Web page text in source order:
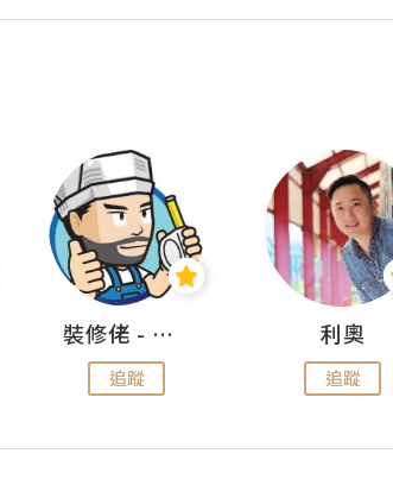
裝修佬 - 香港一站式網上裝修平台
追蹤
利奧
追蹤